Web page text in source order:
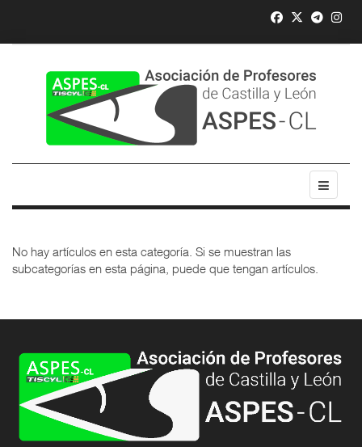
No hay artículos en esta categoría. Si se muestran las
subcategorías en esta página, puede que tengan artículos.